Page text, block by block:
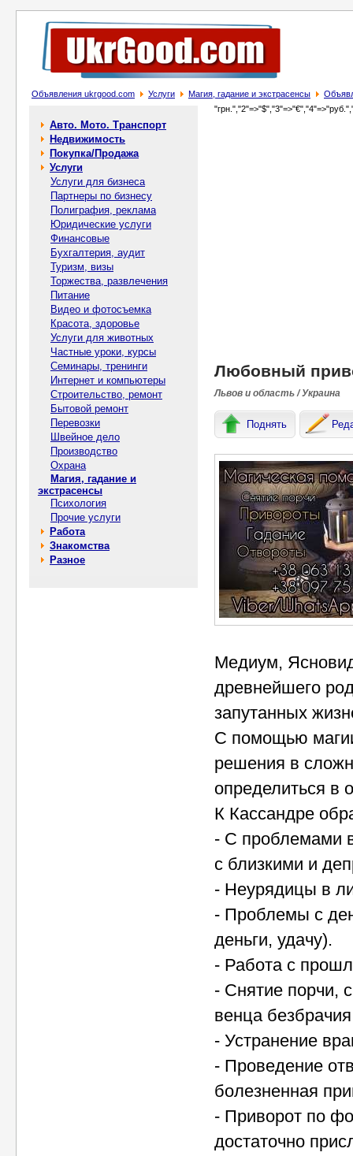
Объявления ukrgood.com Услуги Магия, гадание и экстрасенсы
Авто. Мото. Транспорт
Недвижимость
Покупка/Продажа
Услуги
Услуги для бизнеса
Партнеры по бизнесу
Полиграфия, реклама
Юридические услуги
Финансовые
Бухгалтерия, аудит
Туризм, визы
Торжества, развлечения
Питание
Видео и фотосъемка
Красота, здоровье
Услуги для животных
Частные уроки, курсы
Семинары, тренинги
Интернет и компьютеры
Строительство, ремонт
Бытовой ремонт
Перевозки
Швейное дело
Производство
Охрана
Магия, гадание и
экстрасенсы
Психология
Прочие услуги
Работа
Знакомства
Разное
Любовный
Львов и область / Украина
Поднять
Медиум,
древнейшего
запутанных
С помощью
решения в
определиться в
К Кассандре
- С проблемами
с близкими и
- Неурядицы в
- Проблемы с
деньги, удачу).
- Работа с
- Снятие порчи,
венца
- Устранение
- Проведение
болезненная
- Приворот по
достаточно